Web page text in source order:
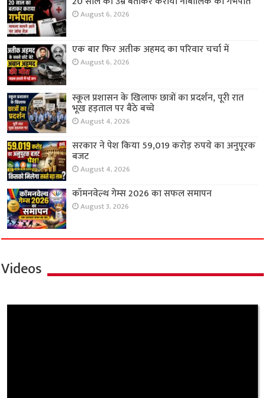
August 6, 2026
एक बार फिर अतीक अहमद का परिवार चर्चा में
August 6, 2026
स्कूल प्रशासन के खिलाफ छात्रों का प्रदर्शन, पूरी रात
भूख हड़ताल पर बैठे बच्चे
August 4, 2026
सरकार ने पेश किया 59,019 करोड़ रुपये का अनुपूरक
बजट
August 4, 2026
कॉमनवेल्थ गेम्स 2026 का सफल समापन
August 3, 2026
Videos